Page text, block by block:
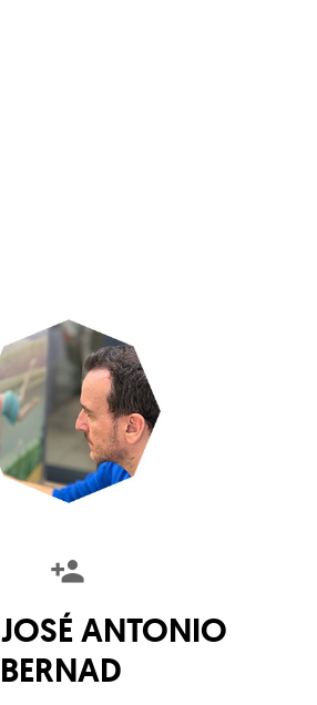
JOSÉ ANTONIO
BERNAD